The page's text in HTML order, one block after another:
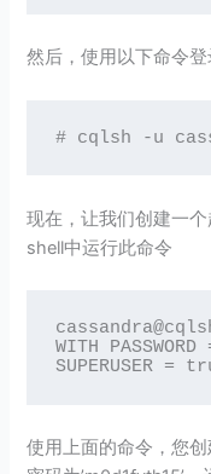
然后，使用以下命令
# cqlsh -u
现在，让我们创建一
shell中运行此命令
WITH
SUPERUSER =
使用上面的命令，您